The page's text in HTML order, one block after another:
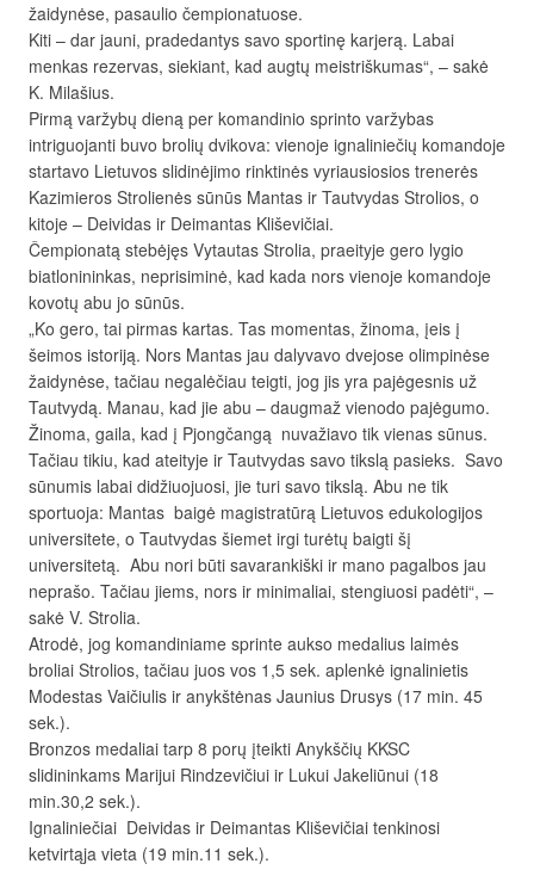
žaidynėse, pasaulio čempionatuose.
Kiti – dar jauni, pradedantys savo sportinę karjerą. Labai
menkas rezervas, siekiant, kad augtų meistriškumas“, – sakė
K. Milašius.
Pirmą varžybų dieną per komandinio sprinto varžybas
intriguojanti buvo brolių dvikova: vienoje ignaliniečių komandoje
startavo Lietuvos slidinėjimo rinktinės vyriausiosios trenerės
Kazimieros Strolienės sūnūs Mantas ir Tautvydas Strolios, o
kitoje – Deividas ir Deimantas Kliševičiai.
Čempionatą stebėjęs Vytautas Strolia, praeityje gero lygio
biatlonininkas, neprisiminė, kad kada nors vienoje komandoje
kovotų abu jo sūnūs.
„Ko gero, tai pirmas kartas. Tas momentas, žinoma, įeis į
šeimos istoriją. Nors Mantas jau dalyvavo dvejose olimpinėse
žaidynėse, tačiau negalėčiau teigti, jog jis yra pajėgesnis už
Tautvydą. Manau, kad jie abu – daugmaž vienodo pajėgumo.
Žinoma, gaila, kad į Pjongčangą nuvažiavo tik vienas sūnus.
Tačiau tikiu, kad ateityje ir Tautvydas savo tikslą pasieks. Savo
sūnumis labai didžiuojuosi, jie turi savo tikslą. Abu ne tik
sportuoja: Mantas baigė magistratūrą Lietuvos edukologijos
universitete, o Tautvydas šiemet irgi turėtų baigti šį
universitetą. Abu nori būti savarankiški ir mano pagalbos jau
neprašo. Tačiau jiems, nors ir minimaliai, stengiuosi padėti“, –
sakė V. Strolia.
Atrodė, jog komandiniame sprinte aukso medalius laimės
broliai Strolios, tačiau juos vos 1,5 sek. aplenkė ignalinietis
Modestas Vaičiulis ir anykštėnas Jaunius Drusys (17 min. 45
sek.).
Bronzos medaliai tarp 8 porų įteikti Anykščių KKSC
slidininkams Marijui Rindzevičiui ir Lukui Jakeliūnui (18
min.30,2 sek.).
Ignaliniečiai Deividas ir Deimantas Kliševičiai tenkinosi
ketvirtąja vieta (19 min.11 sek.).